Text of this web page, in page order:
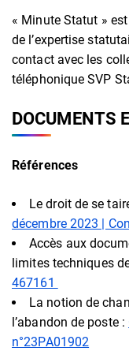
« Minute Statut »
de l’expertise
contact avec les
téléphonique SVP
DOCUMENTS
Références
Le droit de se
décembre 2023 |
Accès aux
limites techniques
467161
La notion de
l’abandon de poste :
n°23PA01902